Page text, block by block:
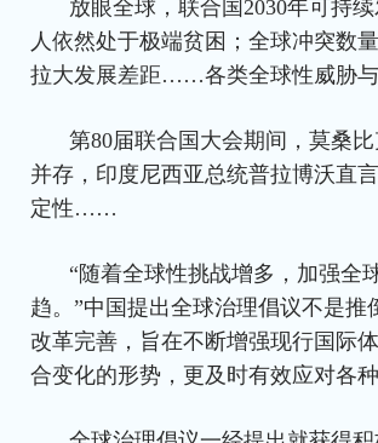
放眼全球，联合国2030年可持
人依然处于极端贫困；全球冲突数
拉大发展差距……各类全球性威胁与
第80届联合国大会期间，莫桑
并存，印度尼西亚总统普拉博沃直
定性……
“随着全球性挑战增多，加强全
趋。”中国提出全球治理倡议不是
改革完善，旨在不断增强现行国际
合变化的形势，更及时有效应对各种